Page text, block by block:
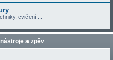
cvičení ...
a zpěv